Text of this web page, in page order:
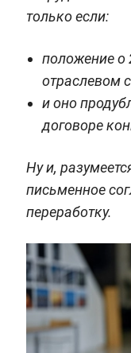
только если:
положение о
отраслевом
и оно
договоре
Ну и,
письменное
переработку.